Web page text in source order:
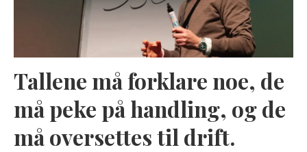
Tallene må forklare noe, de
må peke på handling, og de
må oversettes til drift.